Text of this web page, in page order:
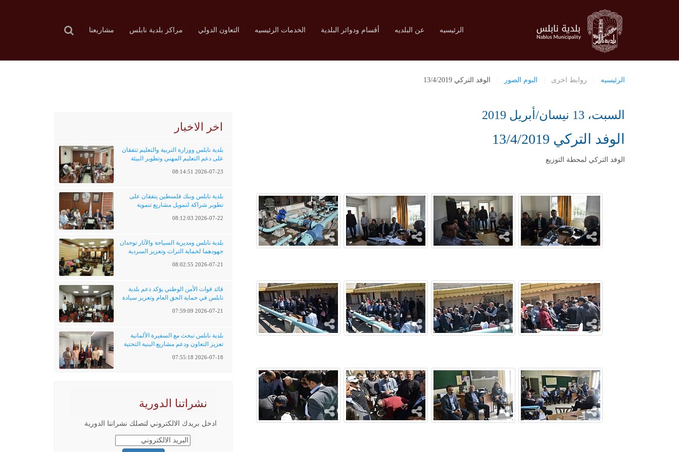
الرئيسيه عن البلديه أقسام ودوائر البلدية الخدمات الرئيسيه التعاون الدولي مراكز بلدية نابلس مشاريعنا
الرئيسيه روابط اخرى البوم الصور الوفد التركي 13/4/2019
اخر الاخبار
بلدية نابلس ووزارة التربية والتعليم تتفقان
على دعم التعليم المهني وتطوير البيئة
2026-07-23 08:14:51
بلدية نابلس وبنك فلسطين يتفقان على
تطوير شراكة لتمويل مشاريع تنموية
2026-07-22 08:12:03
بلدية نابلس ومديرية السياحة والآثار توحدان
جهودهما لحماية التراث وتعزيز السردية
2026-07-21 08:02:55
قائد قوات الأمن الوطني يؤكد دعم بلدية
نابلس في حماية الحق العام وتعزيز سيادة
2026-07-21 07:59:09
بلدية نابلس تبحث مع السفيرة الألمانية
تعزيز التعاون ودعم مشاريع البنية التحتية
2026-07-18 07:55:18
نشراتنا الدورية
ادخل بريدك الالكتروني لتصلك نشراتنا الدورية
السبت، 13 نيسان/أبريل 2019
الوفد التركي 13/4/2019
الوفد التركي لمحطة التوزيع